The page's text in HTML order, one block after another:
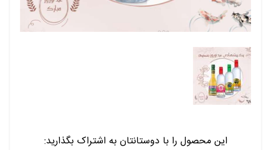
این محصول را با دوستانتان به اشتراک بگذارید: